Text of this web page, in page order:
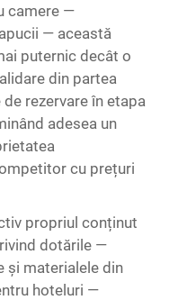
camere —
— această
puternic decât o
din partea
rezervare în etapa
adesea un
cu prețuri
propriul conținut
dotările —
și materialele din
hoteluri —